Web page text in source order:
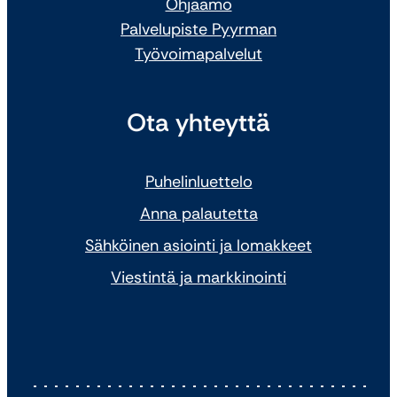
Ohjaamo
Palvelupiste Pyyrman
Työvoimapalvelut
Ota yhteyttä
Puhelinluettelo
Anna palautetta
Sähköinen asiointi ja lomakkeet
Viestintä ja markkinointi